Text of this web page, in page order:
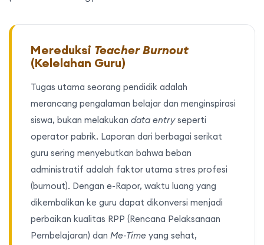
Mereduksi Teacher Burnout
(Kelelahan Guru)
Tugas utama seorang pendidik adalah
merancang pengalaman belajar dan menginspirasi
siswa, bukan melakukan data entryseperti
operator pabrik. Laporan dari berbagai serikat
guru sering menyebutkan bahwa beban
administratif adalah faktor utama stres profesi
(burnout). Dengan e-Rapor, waktu luang yang
dikembalikan ke guru dapat dikonversi menjadi
perbaikan kualitas RPP (Rencana Pelaksanaan
Pembelajaran) dan Me-Time yang sehat,